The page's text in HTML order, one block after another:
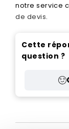
notre service
de devis.
Cette
question ?